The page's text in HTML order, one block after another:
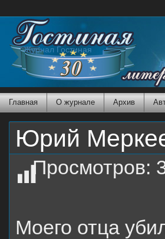
Журнал Гостиная
Главная О журнале Архив
Юрий
Просмотров:
Моего отца